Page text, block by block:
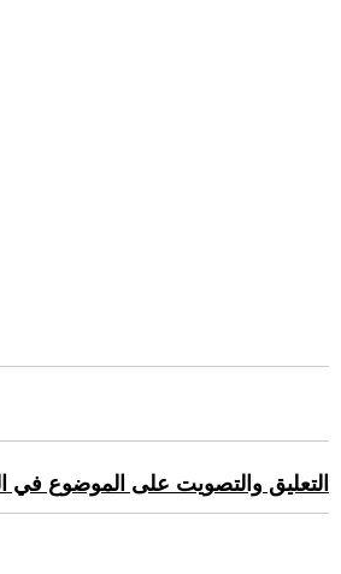
التعليق والتصويت على الموضوع في